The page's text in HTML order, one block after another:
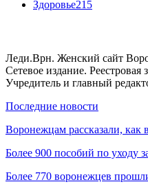
Здоровье215
Леди.Врн. Женский сайт
Сетевое издание.
Учредитель и главный
Последние новости
Воронежцам рассказали, как
Более 900 пособий по уходу
Более 770 воронежцев